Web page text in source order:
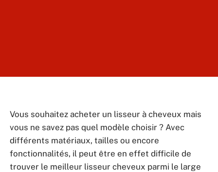
Vous souhaitez acheter un lisseur à cheveux mais
vous ne savez pas quel modèle choisir ? Avec
différents matériaux, tailles ou encore
fonctionnalités, il peut être en effet difficile de
trouver le meilleur lisseur cheveux parmi le large